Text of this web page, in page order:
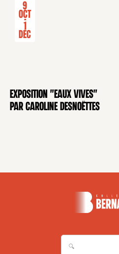
EXPOSITION
9
Oct
-
1
Déc
Exposition "Eaux Vives"
par Caroline Desnoëttes